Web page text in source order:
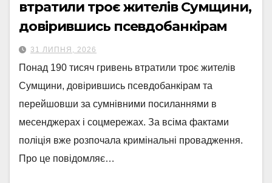
втратили троє жителів Сумщини,
довірившись псевдобанкірам
31 ЛИПНЯ, 2026
Понад 190 тисяч гривень втратили троє жителів
Сумщини, довірившись псевдобанкірам та
перейшовши за сумнівними посиланнями в
месенджерах і соцмережах. За всіма фактами
поліція вже розпочала кримінальні провадження.
Про це повідомляє…